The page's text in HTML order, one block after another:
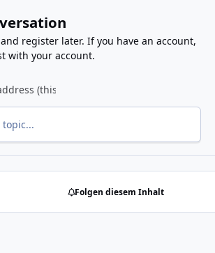
register later. If you have an account,
with your account.
topic...
Folgen diesem Inhalt